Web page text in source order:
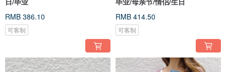
RMB 386.10
可客制
RMB 414.50
可客制